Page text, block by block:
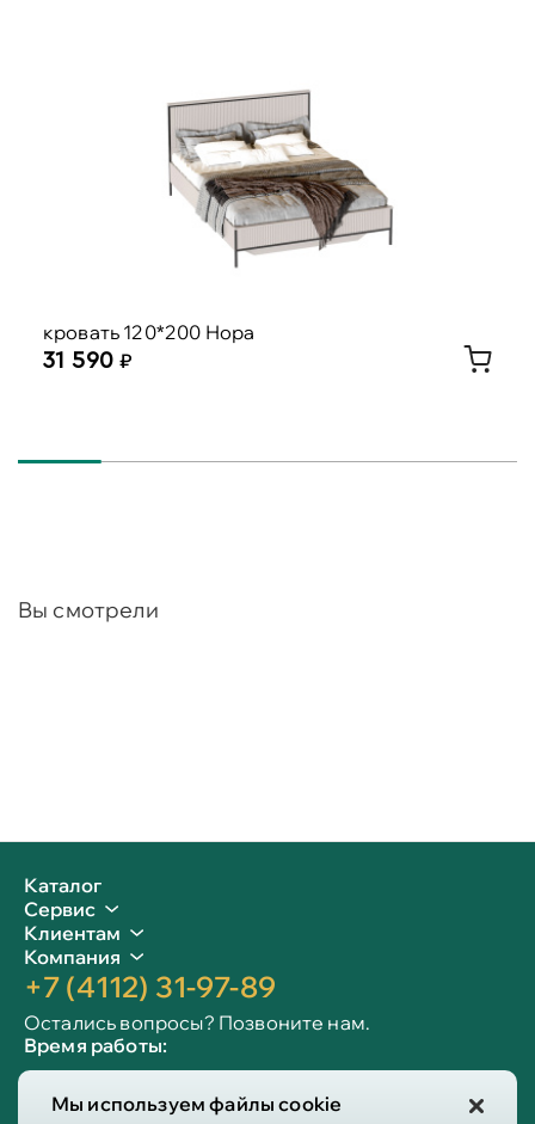
Мы используем файлы cookie
кровать 120*200 Нора
31 590
Вы смотрели
Каталог
Сервис
Клиентам
Компания
+7 (4112) 31-97-89
Остались вопросы? Позвоните нам.
Время работы:
Сб-вс: 10:00 - 19:00